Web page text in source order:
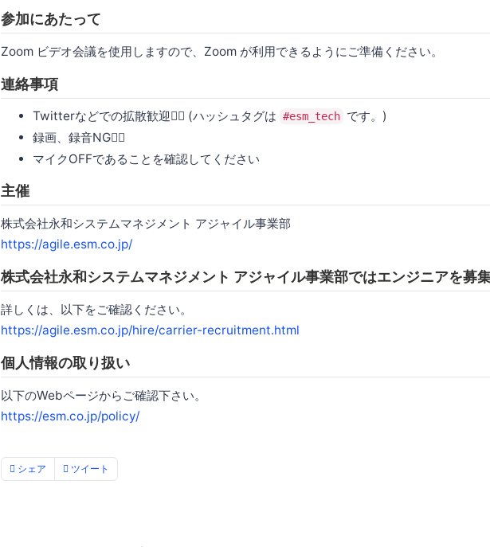
参加にあたって
Zoom ビデオ会議を使用しますので、Zoom が利用できるようにご準備ください。
連絡事項
Twitterなどでの拡散歓迎🙆‍♂️ (ハッシュタグは #esm_tech です。)
録画、録音NG🙅‍♂️
マイクOFFであることを確認してください
主催
株式会社永和システムマネジメント アジャイル事業部
https://agile.esm.co.jp/
株式会社永和システムマネジメント アジャイル事業部ではエンジニアを募
詳しくは、以下をご確認ください。
https://agile.esm.co.jp/hire/carrier-recruitment.html
個人情報の取り扱い
以下のWebページからご確認下さい。
https://esm.co.jp/policy/
シェア ツイート